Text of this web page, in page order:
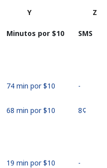
Y Z
Minutos por ⁦$10⁩ SMS
74 min por ⁦$10⁩ -
68 min por ⁦$10⁩ ⁦8¢⁩
19 min por ⁦$10⁩ -